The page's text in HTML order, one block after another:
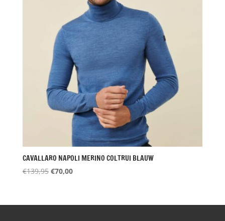
CAVALLARO NAPOLI MERINO COLTRUI BLAUW
€139,95 Oorspronkelijke
€139,95.
€70,00Huidige
€70,00.